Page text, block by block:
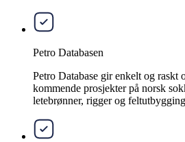
Petro Databasen
Petro Database gir enkelt og raskt
kommende prosjekter på norsk
letebrønner, rigger og